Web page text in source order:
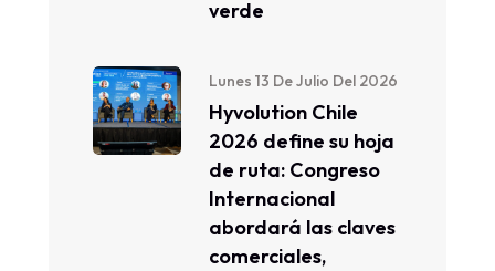
verde
Lunes 13 De Julio Del 2026
Hyvolution Chile
2026 define su hoja
de ruta: Congreso
Internacional
abordará las claves
comerciales,